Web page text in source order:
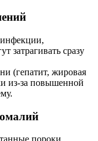
затрагивать сразу
(гепатит, жировая
из-за повышенной